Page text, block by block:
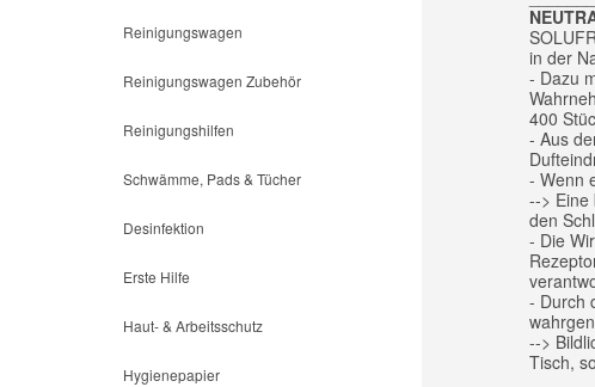
Reinigungswagen
Reinigungswagen Zubehör
Reinigungshilfen
Schwämme, Pads & Tücher
Desinfektion
Erste Hilfe
Haut- & Arbeitsschutz
Hygienepapier
in der
- Dazu
400
- Aus
- Wenn
--> Eine
den
- Die
- Durch
-->
Tisch,